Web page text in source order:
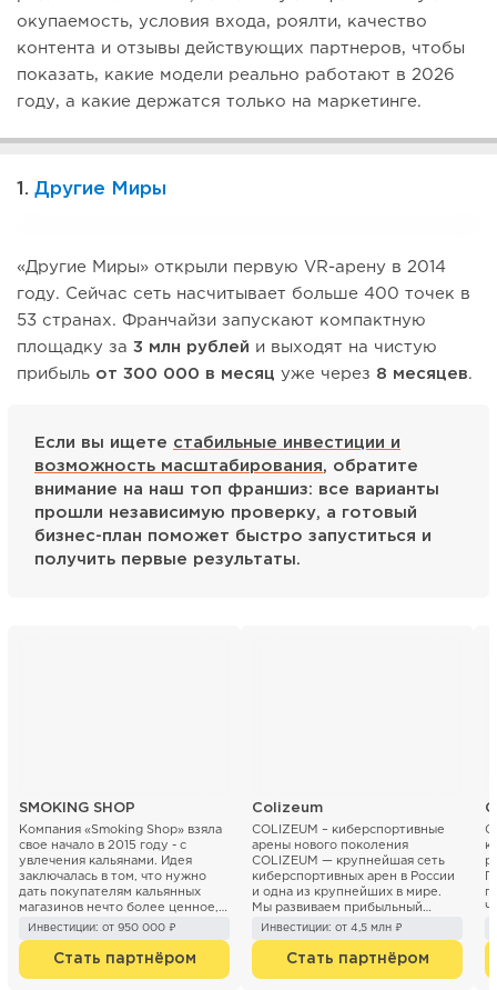
окупаемость, условия входа, роялти, качество
контента и отзывы действующих партнеров, чтобы
показать, какие модели реально работают в 2026
году, а какие держатся только на маркетинге.
1. Другие Миры
«Другие Миры» открыли первую VR-арену в 2014
году. Сейчас сеть насчитывает больше 400 точек в
53 странах. Франчайзи запускают компактную
площадку за 3 млн рублей и выходят на чистую
прибыль от 300 000 в месяц уже через 8 месяцев.
Если вы ищете стабильные инвестиции и
возможность масштабирования, обратите
внимание на наш топ франшиз: все варианты
прошли независимую проверку, а готовый
бизнес-план поможет быстро запуститься и
получить первые результаты.
SMOKING SHOP
Компания «Smoking Shop» взяла
свое начало в 2015 году - с
увлечения кальянами. Идея
заключалась в том, что нужно
дать покупателям кальянных
магазинов нечто более ценное,
чем просто покупку...
Инвестиции: от 950 000 ₽
Стать партнёром
Colizeum
COLIZEUM – киберспортивные
арены нового поколения
COLIZEUM — крупнейшая сеть
киберспортивных арен в России
и одна из крупнейших в мире.
Мы развиваем прибыльный
бизнес на рынке компьютер...
Инвестиции: от 4,5 млн ₽
Стать партнёром